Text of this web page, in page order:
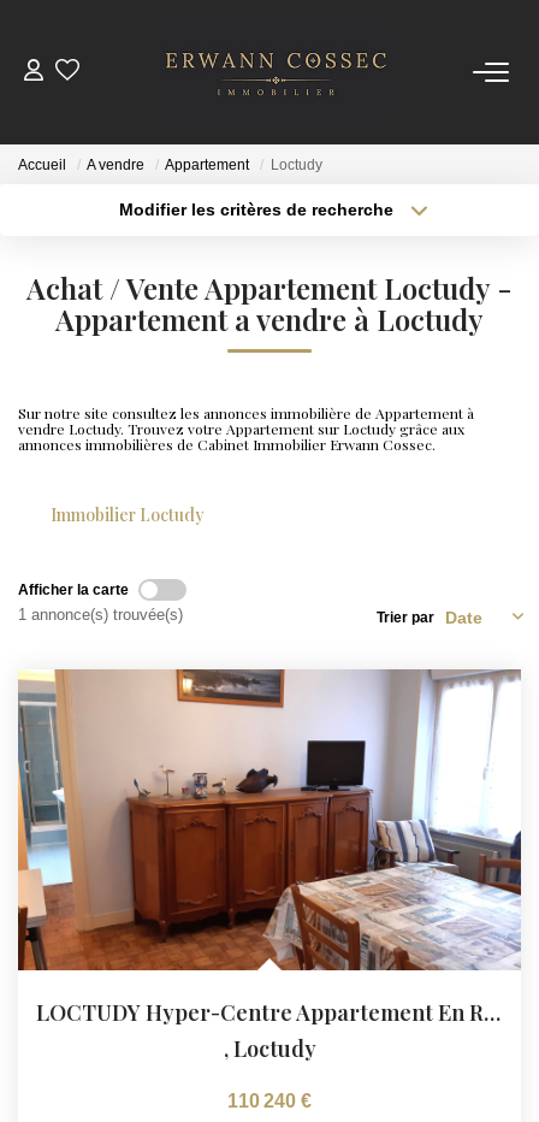
NOTRE AGENCE
Nos Actualités
Accueil A vendre Appartement Loctudy
Modifier les critères de recherche
Sélectionnez...
Type de bien
Surface min
Créer une alerte
Achat / Vente Appartement Loctudy -
Appartement a vendre à Loctudy
Sur notre site consultez les annonces immobilière de Appartement à
vendre Loctudy. Trouvez votre Appartement sur Loctudy grâce aux
annonces immobilières de Cabinet Immobilier Erwann Cossec.
Immobilier Loctudy
Afficher la carte
1 annonce(s) trouvée(s) Trier par
LOCTUDY Hyper-Centre Appartement En Rez-De-Chaussée
,Loctudy
110 240 €